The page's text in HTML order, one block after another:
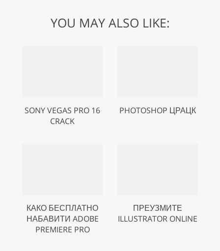
YOU MAY ALSO LIKE:
SONY VEGAS PRO 16
CRACK
PHOTOSHOP ЦРАЦК
КАКО БЕСПЛАТНО
НАБАВИТИ ADOBE
PREMIERE PRO
ПРЕУЗМИТЕ
ILLUSTRATOR ONLINE